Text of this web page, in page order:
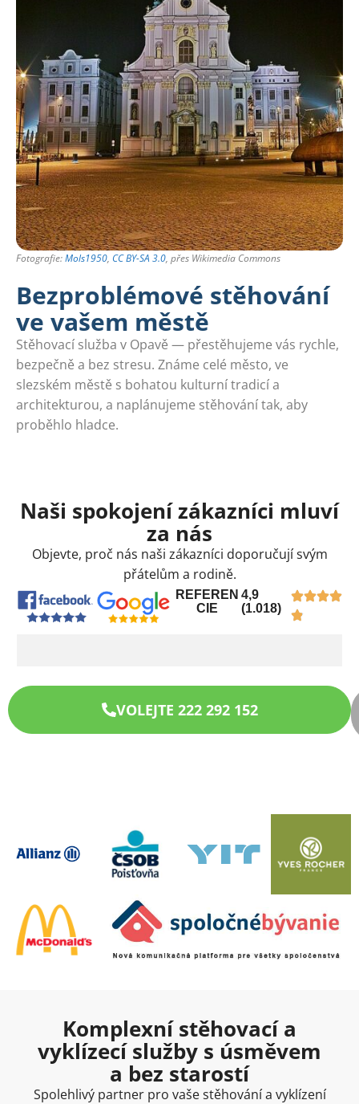
Fotografie:Mols1950, CC BY-SA 3.0, přes Wikimedia Commons
Bezproblémové stěhování
ve vašem městě
Stěhovací služba v Opavě — přestěhujeme vás rychle,
bezpečně a bez stresu. Známe celé město, ve
slezském městě s bohatou kulturní tradicí a
architekturou, a naplánujeme stěhování tak, aby
proběhlo hladce.
Naši spokojení zákazníci mluví
za nás
Objevte, proč nás naši zákazníci doporučují svým
přátelům a rodině.
REFEREN
CIE
4,9
(1.018)
VOLEJTE 222 292 152
Komplexní stěhovací a
vyklízecí služby s úsměvem
a bez starostí
Spolehlivý partner pro vaše stěhování a vyklízení